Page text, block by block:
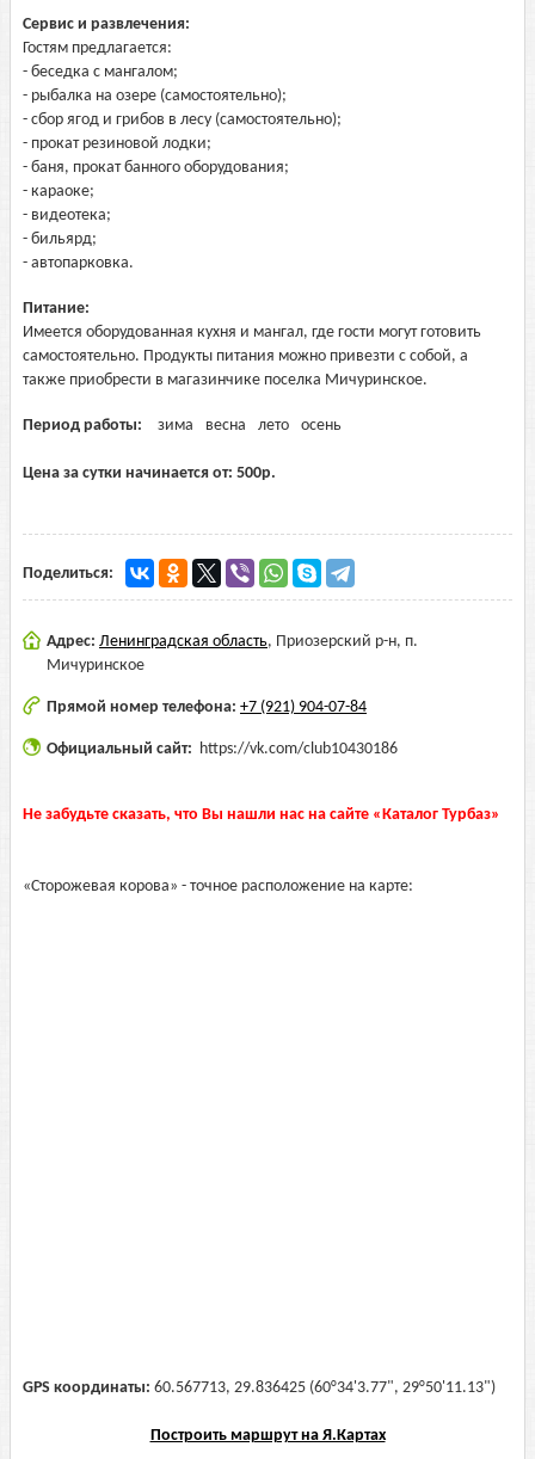
Сервис и развлечения:
Гостям предлагается:
- беседка с мангалом;
- рыбалка на озере (самостоятельно);
- сбор ягод и грибов в лесу (самостоятельно);
- прокат резиновой лодки;
- баня, прокат банного оборудования;
- караоке;
- видеотека;
- бильярд;
- автопарковка.
Питание:
Имеется оборудованная кухня и мангал, где гости могут готовить
самостоятельно. Продукты питания можно привезти с собой, а
также приобрести в магазинчике поселка Мичуринское.
Период работы: зима весна лето осень
Цена за сутки начинается от: 500р.
Поделиться:
Адрес: Ленинградская область, Приозерский р-н, п.
Мичуринское
Прямой номер телефона: +7 (921) 904-07-84
Официальный сайт: https://vk.com/club10430186
Не забудьте сказать, что Вы нашли нас на сайте «Каталог Турбаз»
«Сторожевая корова» - точное расположение на карте:
GPS координаты: 60.567713, 29.836425 (60°34'3.77", 29°50'11.13")
Построить маршрут на Я.Картах